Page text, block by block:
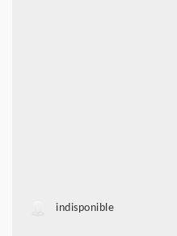
indisponible